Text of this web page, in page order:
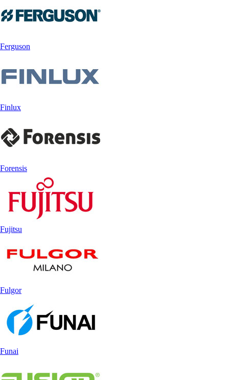
Ferguson
Finlux
Forensis
Fujitsu
Fulgor
Funai